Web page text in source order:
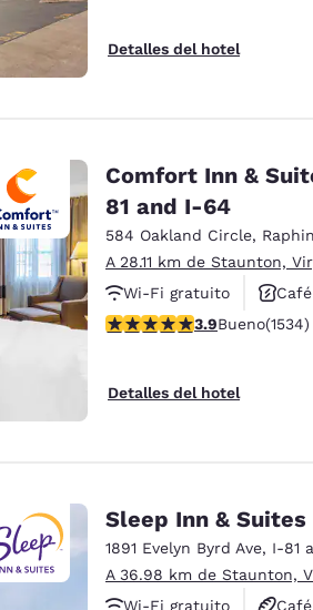
Detalles del hotel
Comfort Inn &
81 and I-64
584 Oakland Circle,
A 28.11 km de Staunton,
Wi-Fi gratuito
Aceita animais de
calificación de 3.93
3.9Bueno(1534)
Detalles del hotel
Sleep Inn &
1891 Evelyn Byrd Ave, I-81
A 36.98 km de Staunton,
Wi-Fi gratuito